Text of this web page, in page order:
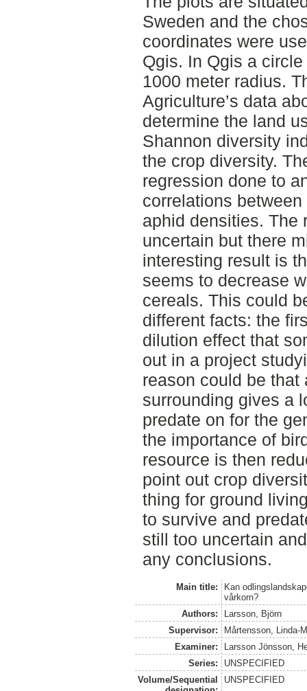
Sweden and the
coordinates were
Qgis. In Qgis a
1000 meter radius.
Agriculture’s data
determine the land
Shannon diversity
the crop diversity.
regression done to
correlations
aphid densities. The
uncertain but there
interesting result is
seems to decrease
cereals. This could
different facts: the
dilution effect that
out in a project
reason could be that
surrounding gives a
predate on for the
the importance of
resource is then
point out crop
thing for ground
to survive and
still too uncertain
any conclusions.
Main title:
Kan
vårkorn?
Authors:
Larsson, Björn
Supervisor:
Mårtensson, Linda-
Examiner:
Larsson Jönsson,
Series:
UNSPECIFIED
Volume/Sequential
UNSPECIFIED